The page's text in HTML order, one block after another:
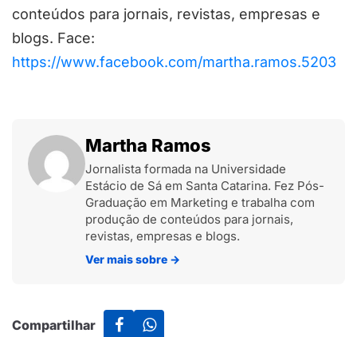
conteúdos para jornais, revistas, empresas e
blogs. Face:
https://www.facebook.com/martha.ramos.5203
Martha Ramos
Jornalista formada na Universidade
Estácio de Sá em Santa Catarina. Fez Pós-
Graduação em Marketing e trabalha com
produção de conteúdos para jornais,
revistas, empresas e blogs.
Ver mais sobre →
Compartilhar